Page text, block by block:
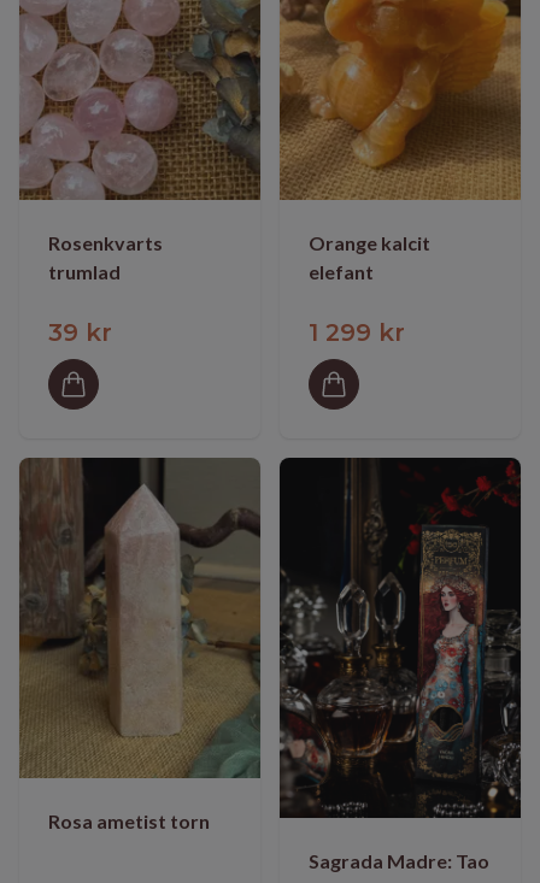
Rosenkvarts
trumlad
39 kr
Orange kalcit
elefant
1 299 kr
Rosa ametist torn
Sagrada Madre: Tao